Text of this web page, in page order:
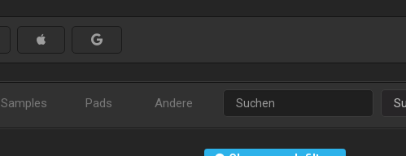
Samples Pads Andere